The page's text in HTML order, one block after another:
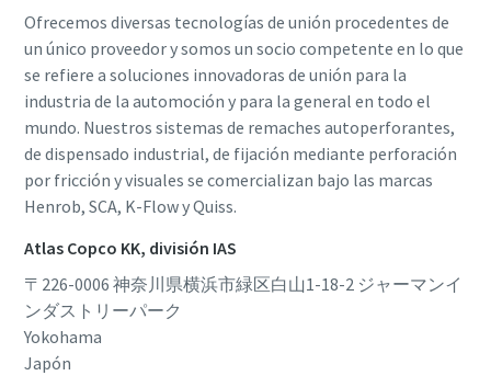
Ofrecemos diversas tecnologías de unión procedentes de
un único proveedor y somos un socio competente en lo que
se refiere a soluciones innovadoras de unión para la
industria de la automoción y para la general en todo el
mundo. Nuestros sistemas de remaches autoperforantes,
de dispensado industrial, de fijación mediante perforación
por fricción y visuales se comercializan bajo las marcas
Henrob, SCA, K-Flow y Quiss.
Atlas Copco KK, división IAS
〒226-0006 神奈川県横浜市緑区白山1-18-2 ジャーマンイ
ンダストリーパーク
Yokohama
Japón